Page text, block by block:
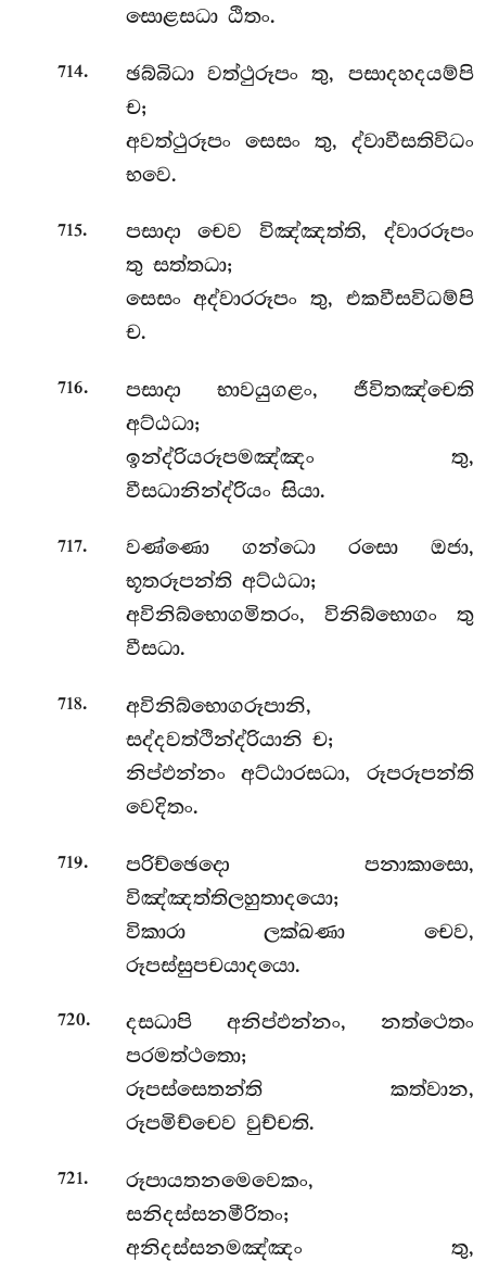
සොළසධා ඨිතං.
714.
ඡබ්බිධා වත්ථුරූපං තු, පසාදහදයම්පි
ච;
අවත්ථුරූපං සෙසං තු, ද්වාවීසතිවිධං
භවෙ.
715. පසාදාචෙව විඤ්ඤත්ති, ද්වාරරූපං
තු සත්තධා;
සෙසං අද්වාරරූපං තු, එකවීසවිධම්පි
ච.
716.
පසාදා භාවයුගළං, ජීවිතඤ්චෙති
අට්ඨධා;
ඉන්ද්රියරූපමඤ්ඤං තු,
වීසධානින්ද්රියං සියා.
717.
වණ්ණො ගන්ධො රසො ඔජා,
භූතරූපන්ති අට්ඨධා;
අවිනිබ්භොගමිතරං, විනිබ්භොගං තු
වීසධා.
718.
අවිනිබ්භොගරූපානි,
සද්දවත්ථින්ද්රියානි ච;
නිප්ඵන්නං අට්ඨාරසධා, රූපරූපන්ති
වෙදිතං.
719.
පරිච්ඡෙදො පනාකාසො,
විඤ්ඤත්තිලහුතාදයො;
විකාරා ලක්ඛණා චෙව,
රූපස්සුපචයාදයො.
720.
දසධාපි අනිප්ඵන්නං, නත්ථෙතං
පරමත්ථතො;
රූපස්සෙතන්ති කත්වාන,
රූපමිච්චෙව වුච්චති.
721.
රූපායතනමෙවෙකං,
සනිදස්සනමීරිතං;
අනිදස්සනමඤ්ඤං තු,